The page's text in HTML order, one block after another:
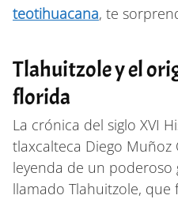
teotihuacana, te
Tlahuitzole y el
florida
La crónica del siglo XVI
tlaxcalteca Diego Muñoz
leyenda de un poderoso
llamado Tlahuitzole,